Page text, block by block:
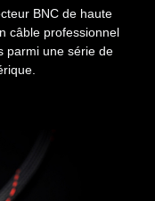
BNC de haute
câble professionnel
parmi une série de